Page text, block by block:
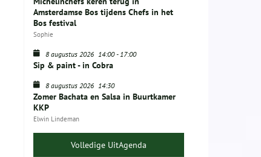
Amsterdamse Bos tijdens Chefs in het
Bos festival
Sophie
8 augustus 2026 14:00-17:00
Sip & paint - in Cobra
8 augustus 2026 14:30
Zomer Bachata en Salsa in Buurtkamer
KKP
Elwin Lindeman
Volledige UitAgenda